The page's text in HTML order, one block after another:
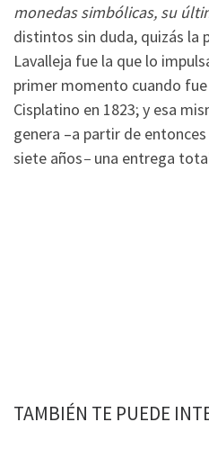
monedas simbólicas, su
distintos sin duda, quizás la
Lavalleja fue la que lo
primer momento cuando
Cisplatino en 1823; y esa
genera –a partir de
siete años– una entrega
TAMBIÉN TE PUEDE